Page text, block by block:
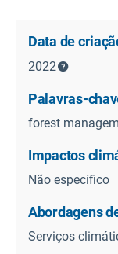
Data de
2022
Palavras-
forest
Impactos
Não específico
Abordagens
Serviços